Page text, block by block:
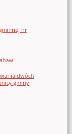
nr
-
dwóch
gminy